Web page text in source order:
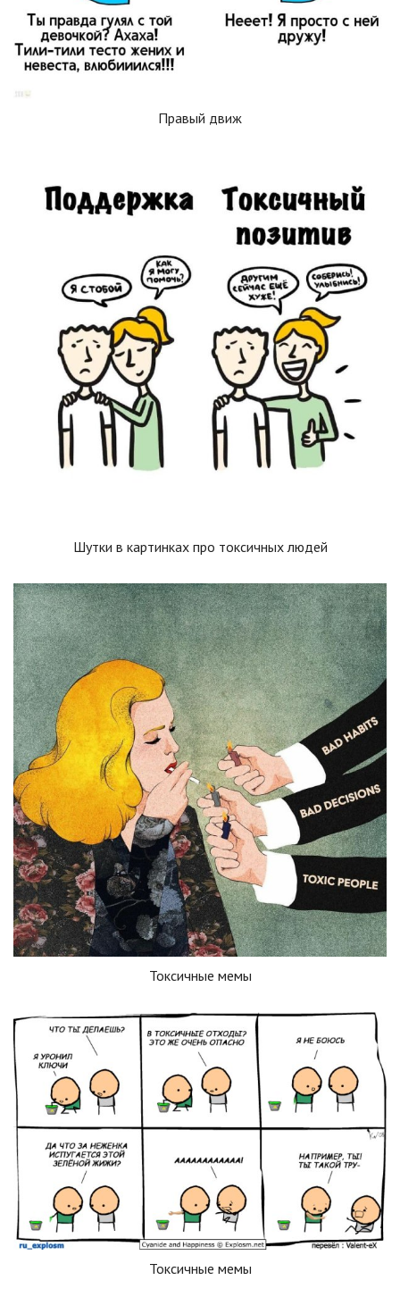
Правый движ
Шутки в картинках про токсичных людей
Токсичные мемы
Токсичные мемы